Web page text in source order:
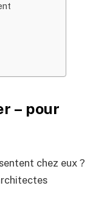
– pour
chez eux ?